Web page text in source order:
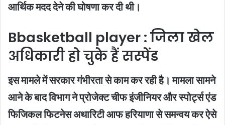
आर्थिक मदद देने की घोषणा कर दी थी।
Bbasketball player : जिला खेल
अधिकारी हो चुके हैं सस्पेंड
इस मामले में सरकार गंभीरता से काम कर रही है। मामला सामने
आने के बाद विभाग ने प्रोजेक्ट चीफ इंजीनियर और स्पोर्ट्स एंड
फिजिकल फिटनेस अथारिटी आफ हरियाणा से समन्वय कर ऐसे